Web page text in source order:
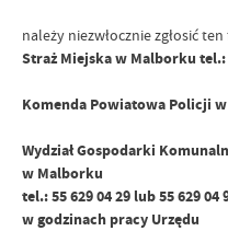
należy niezwłocznie zgłosić
Straż Miejska w Malborku tel.:
Komenda Powiatowa Policji
Wydział Gospodarki
w Malborku
tel.: 55 629 04 29 lub 55 629
w godzinach pracy Urzędu